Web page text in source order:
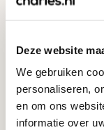
Deze website
We gebruiken
personaliseren,
en om ons
informatie over
Naam
E-mailadres